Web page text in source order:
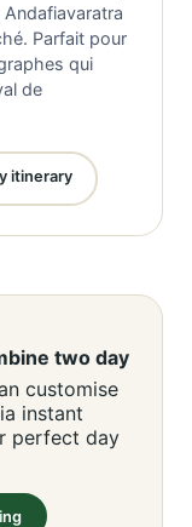
Andafiavaratra
Parfait pour
qui
de
itinerary
two day
customise
instant
perfect day